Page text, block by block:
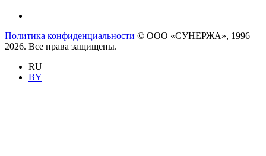
Политика конфиденциальности © ООО «СУНЕРЖА», 1996 –
2026. Все права защищены.
RU
BY